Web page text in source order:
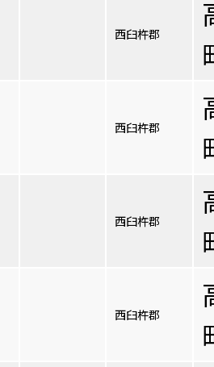
西臼杵郡
西臼杵郡
西臼杵郡
西臼杵郡